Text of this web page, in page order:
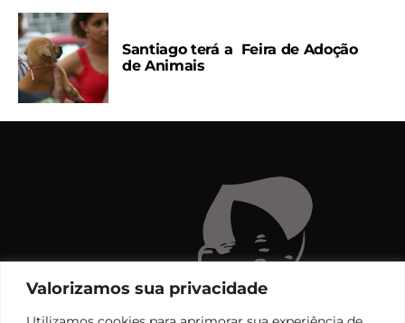
Valorizamos sua privacidade
Santiago terá a Feira de Adoção
de Animais